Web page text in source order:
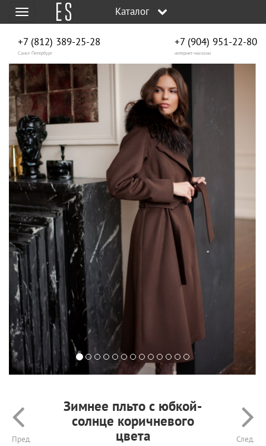
Меню Каталог
+7 (812) 389-25-28
Санкт-Петербург
+7 (904) 951‑22‑80
интернет-магазин
Пред.
Зимнее пльто с юбкой-
солнце коричневого
цвета
След.